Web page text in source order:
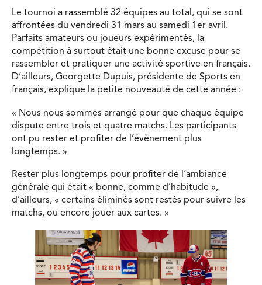
Le tournoi a rassemblé 32 équipes au total, qui se sont
affrontées du vendredi 31 mars au samedi 1er avril.
Parfaits amateurs ou joueurs expérimentés, la
compétition à surtout était une bonne excuse pour se
rassembler et pratiquer une activité sportive en français.
D’ailleurs, Georgette Dupuis, présidente de Sports en
français, explique la petite nouveauté de cette année :
« Nous nous sommes arrangé pour que chaque équipe
dispute entre trois et quatre matchs. Les participants
ont pu rester et profiter de l’évènement plus
longtemps. »
Rester plus longtemps pour profiter de l’ambiance
générale qui était « bonne, comme d’habitude »,
d’ailleurs, « certains éliminés sont restés pour suivre les
matchs, ou encore jouer aux cartes. »